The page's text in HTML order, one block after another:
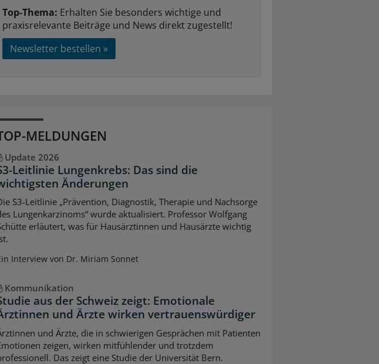
Top-Thema: Erhalten Sie besonders wichtige und
praxisrelevante Beiträge und News direkt zugestellt!
Newsletter bestellen »
MELDUNGEN
Update 2026
Leitlinie Lungenkrebs: Das sind die
Änderungen
S3-Leitlinie „Prävention, Diagnostik, Therapie und Nachsorge
Lungenkarzinoms“ wurde aktualisiert. Professor Wolfgang
erläutert, was für Hausärztinnen und Hausärzte wichtig
Interview von Dr. Miriam Sonnet
Kommunikation
aus der Schweiz zeigt: Emotionale
und Ärzte wirken vertrauenswürdiger
und Ärzte, die in schwierigen Gesprächen mit Patienten
zeigen, wirken mitfühlender und trotzdem
Das zeigt eine Studie der Universität Bern.